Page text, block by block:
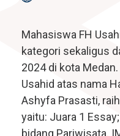
Mahasiswa FH
kategori sekaligus
2024 di kota
Usahid atas nama
Ashyfa Prasasti,
yaitu: Juara 1